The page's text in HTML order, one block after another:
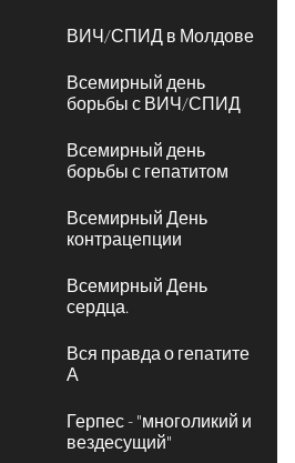
ВИЧ/СПИД в Молдове
Всемирный день
борьбы с ВИЧ/СПИД
Всемирный день
борьбы с гепатитом
Всемирный День
контрацепции
Всемирный День
сердца.
Вся правда о гепатите
А
Герпес - "многоликий и
вездесущий"